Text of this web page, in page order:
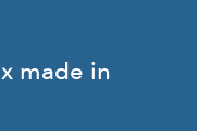
made in